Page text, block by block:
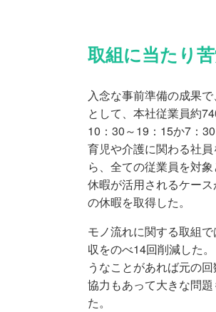
取組に当たり
入念な事前準備の成果
として、本社従業員約
10：30～19：15か7：
育児や介護に関わる社
ら、全ての従業員を対
休暇が活用されるケー
の休暇を取得した。
モノ流れに関する取組
収をのべ14回削減した
うなことがあれば元の
協力もあって大きな問
た。